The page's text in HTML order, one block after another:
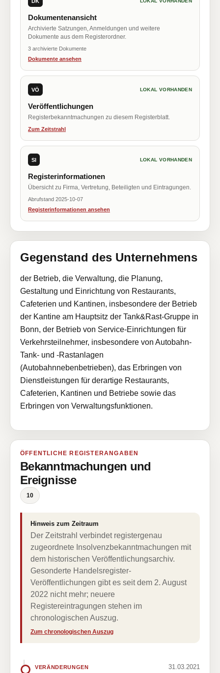
Dokumentenansicht
Archivierte Satzungen, Anmeldungen und weitere
Dokumente aus dem Registerordner.
3 archivierte Dokumente
Dokumente ansehen
VÖ LOKAL VORHANDEN
Veröffentlichungen
Registerbekanntmachungen zu diesem Registerblatt.
Zum Zeitstrahl
SI LOKAL VORHANDEN
Registerinformationen
Übersicht zu Firma, Vertretung, Beteiligten und Eintragungen.
Abrufstand 2025-10-07
Registerinformationen ansehen
Gegenstand des Unternehmens
der Betrieb, die Verwaltung, die Planung,
Gestaltung und Einrichtung von Restaurants,
Cafeterien und Kantinen, insbesondere der Betrieb
der Kantine am Hauptsitz der Tank&Rast-Gruppe in
Bonn, der Betrieb von Service-Einrichtungen für
Verkehrsteilnehmer, insbesondere von Autobahn-
Tank- und -Rastanlagen
(Autobahnnebenbetrieben), das Erbringen von
Dienstleistungen für derartige Restaurants,
Cafeterien, Kantinen und Betriebe sowie das
Erbringen von Verwaltungsfunktionen.
ÖFFENTLICHE REGISTERANGABEN
Bekanntmachungen und
Ereignisse
10
Hinweis zum Zeitraum
Der Zeitstrahl verbindet registergenau
zugeordnete Insolvenzbekanntmachungen mit
dem historischen Veröffentlichungsarchiv.
Gesonderte Handelsregister-
Veröffentlichungen gibt es seit dem 2. August
2022 nicht mehr; neuere
Registereintragungen stehen im
chronologischen Auszug.
Zum chronologischen Auszug
VERÄNDERUNGEN 31.03.2021